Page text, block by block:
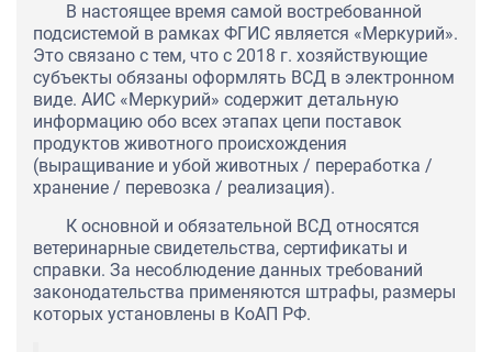
В настоящее время самой востребованной
подсистемой в рамках ФГИС является «Меркурий».
Это связано с тем, что с 2018 г. хозяйствующие
субъекты обязаны оформлять ВСД в электронном
виде. АИС «Меркурий» содержит детальную
информацию обо всех этапах цепи поставок
продуктов животного происхождения
(выращивание и убой животных / переработка /
хранение / перевозка / реализация).
К основной и обязательной ВСД относятся
ветеринарные свидетельства, сертификаты и
справки. За несоблюдение данных требований
законодательства применяются штрафы, размеры
которых установлены в КоАП РФ.